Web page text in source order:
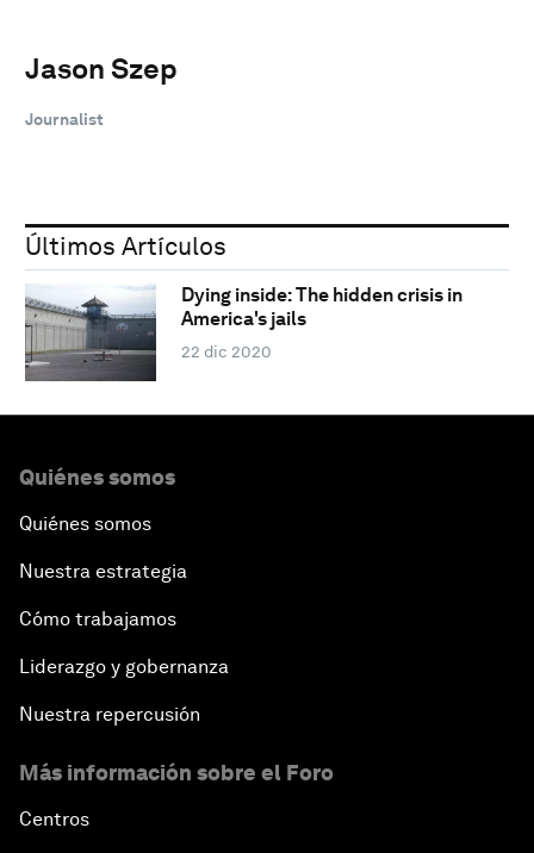
Jason Szep
Journalist
Últimos Artículos
Dying inside: The hidden crisis in
America's jails
22 dic 2020
Quiénes somos
Quiénes somos
Nuestra estrategia
Cómo trabajamos
Liderazgo y gobernanza
Nuestra repercusión
Más información sobre el Foro
Centros